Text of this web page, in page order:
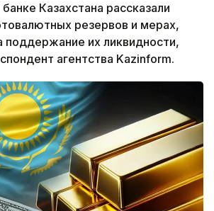
Казахстана рассказали
резервов и мерах,
поддержание их ликвидности,
агентства Kazinform.